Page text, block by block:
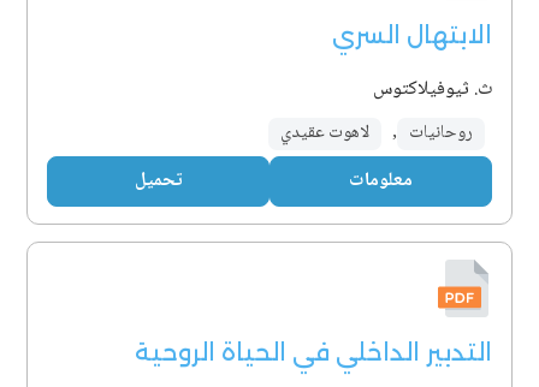
الابتهال السري
ث. ثيوفيلاكتوس
روحانيات , لاهوت عقيدي
معلومات تحميل
التدبير الداخلي في الحياة الروحية